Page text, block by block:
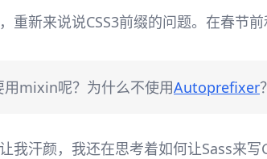
重新来说说CSS3前缀的问题。在春节前
用mixin呢？为什么不使用Autoprefixer
我汗颜，我还在思考着如何让Sass来